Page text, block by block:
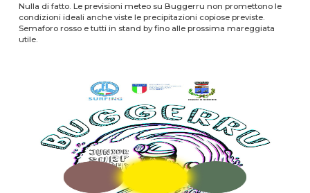
Nulla di fatto. Le previsioni meteo su Buggerru non promettono le
condizioni ideali anche viste le precipitazioni copiose previste.
Semaforo rosso e tutti in stand by fino alle prossima mareggiata
utile.